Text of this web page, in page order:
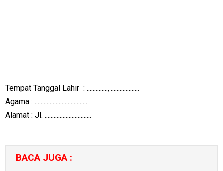
Tempat Tanggal Lahir : .............., ...................
Agama : ...................................
Alamat : Jl. ...............................
BACA JUGA :